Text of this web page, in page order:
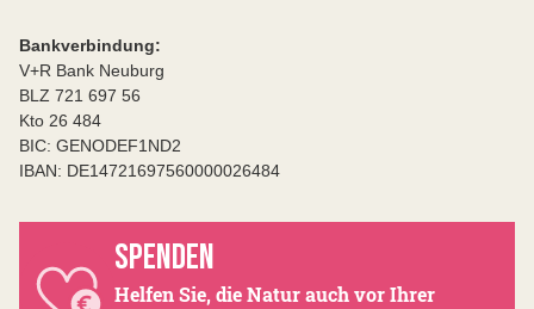
Bankverbindung:
V+R Bank Neuburg
BLZ 721 697 56
Kto 26 484
BIC: GENODEF1ND2
IBAN: DE14721697560000026484
SPENDEN
Helfen Sie, die Natur auch vor Ihrer